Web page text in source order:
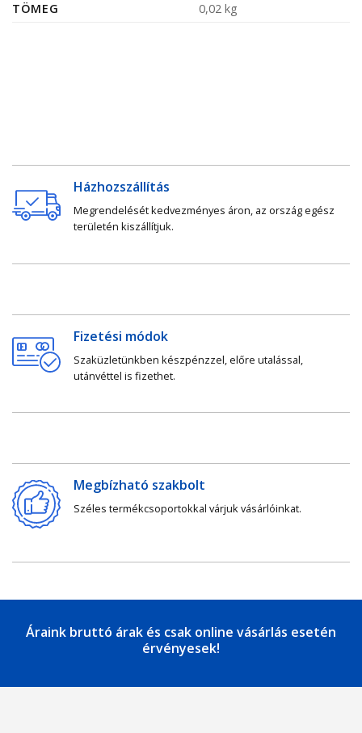
TÖMEG 0,02 kg
Házhozszállítás
Megrendelését kedvezményes áron, az ország egész
területén kiszállítjuk.
Fizetési módok
Szaküzletünkben készpénzzel, előre utalással,
utánvéttel is fizethet.
Megbízható szakbolt
Széles termékcsoportokkal várjuk vásárlóinkat.
Áraink bruttó árak és csak online vásárlás esetén
érvényesek!